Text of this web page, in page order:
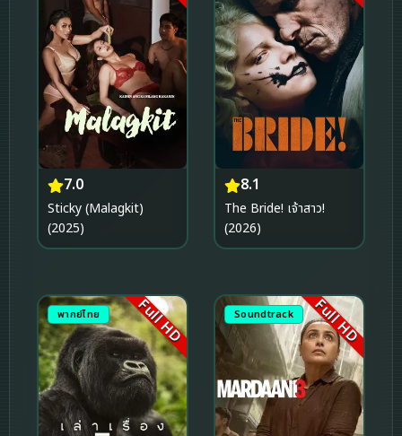
7.0
Sticky (Malagkit)
(2025)
8.1
The Bride! เจ้าสาว!
(2026)
พากย์ไทย Full HD Soundtrack Full HD